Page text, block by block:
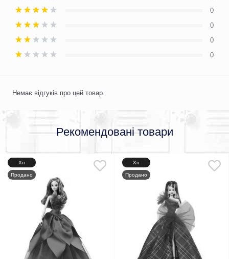
0
0
0
0
Немає відгуків про цей товар.
Рекомендовані товари
Хіт
Продано
Хіт
Продано